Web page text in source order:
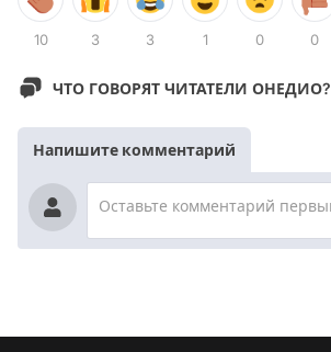
10 3 3 1 0 0
ЧТО ГОВОРЯТ ЧИТАТЕЛИ ОНЕДИО?
Напишите комментарий